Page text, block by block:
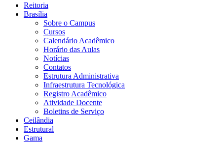
Reitoria
Brasília
Sobre o Campus
Cursos
Calendário Acadêmico
Horário das Aulas
Notícias
Contatos
Estrutura Administrativa
Infraestrutura Tecnológica
Registro Acadêmico
Atividade Docente
Boletins de Serviço
Ceilândia
Estrutural
Gama